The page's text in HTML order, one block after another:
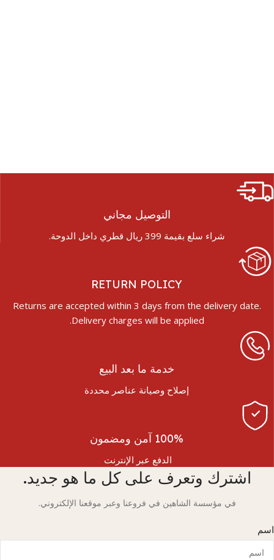
التوصيل مجاني
شراء سلع بقيمة 399 ريال قطري داخل الدوحة.
RETURN POLICY
Returns are accepted within 3 days from the delivery date.
Delivery charges will be applied.
خدمة ما بعد البيع
إصلاح وصيانة عناصر محددة
100% آمن ومضمون
الدفع عبر الإنترنت
اشترك وتعرف على كل ما هو جديد.
في مؤسسة الشاهين في فروعنا وعبر موقعنا الإلكتروني.
اسم